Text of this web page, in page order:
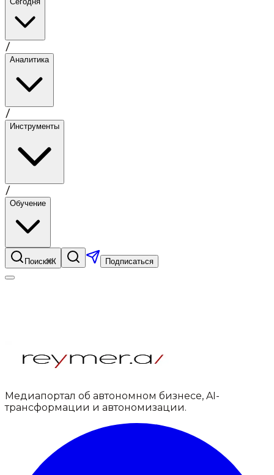
/
Аналитика
/
Инструменты
/
Обучение
Поиск⌘K Подписаться
Медиапортал об автономном бизнесе, AI-
трансформации и автономизации.